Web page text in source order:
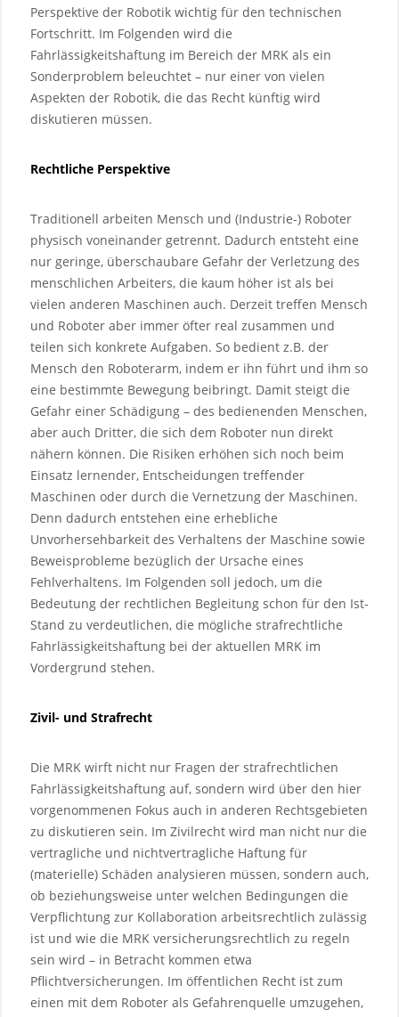
Perspektive der Robotik wichtig für den technischen
Fortschritt. Im Folgenden wird die
Fahrlässigkeitshaftung im Bereich der MRK als ein
Sonderproblem beleuchtet – nur einer von vielen
Aspekten der Robotik, die das Recht künftig wird
diskutieren müssen.
Rechtliche Perspektive
Traditionell arbeiten Mensch und (Industrie-) Roboter
physisch voneinander getrennt. Dadurch entsteht eine
nur geringe, überschaubare Gefahr der Verletzung des
menschlichen Arbeiters, die kaum höher ist als bei
vielen anderen Maschinen auch. Derzeit treffen Mensch
und Roboter aber immer öfter real zusammen und
teilen sich konkrete Aufgaben. So bedient z.B. der
Mensch den Roboterarm, indem er ihn führt und ihm so
eine bestimmte Bewegung beibringt. Damit steigt die
Gefahr einer Schädigung – des bedienenden Menschen,
aber auch Dritter, die sich dem Roboter nun direkt
nähern können. Die Risiken erhöhen sich noch beim
Einsatz lernender, Entscheidungen treffender
Maschinen oder durch die Vernetzung der Maschinen.
Denn dadurch entstehen eine erhebliche
Unvorhersehbarkeit des Verhaltens der Maschine sowie
Beweisprobleme bezüglich der Ursache eines
Fehlverhaltens. Im Folgenden soll jedoch, um die
Bedeutung der rechtlichen Begleitung schon für den Ist-
Stand zu verdeutlichen, die mögliche strafrechtliche
Fahrlässigkeitshaftung bei der aktuellen MRK im
Vordergrund stehen.
Zivil- und Strafrecht
Die MRK wirft nicht nur Fragen der strafrechtlichen
Fahrlässigkeitshaftung auf, sondern wird über den hier
vorgenommenen Fokus auch in anderen Rechtsgebieten
zu diskutieren sein. Im Zivilrecht wird man nicht nur die
vertragliche und nichtvertragliche Haftung für
(materielle) Schäden analysieren müssen, sondern auch,
ob beziehungsweise unter welchen Bedingungen die
Verpflichtung zur Kollaboration arbeitsrechtlich zulässig
ist und wie die MRK versicherungsrechtlich zu regeln
sein wird – in Betracht kommen etwa
Pflichtversicherungen. Im öffentlichen Recht ist zum
einen mit dem Roboter als Gefahrenquelle umzugehen,